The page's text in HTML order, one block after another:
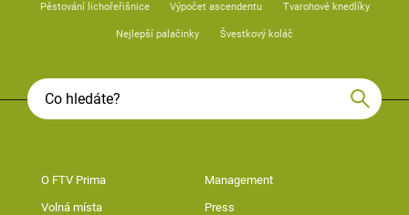
Pěstování lichořeřišnice Výpočet ascendentu Tvarohové knedlíky
Nejlepší palačinky Švestkový koláč
O FTV Prima Management
Volná místa Press